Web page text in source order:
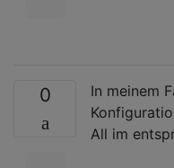
0
In meinem
All im